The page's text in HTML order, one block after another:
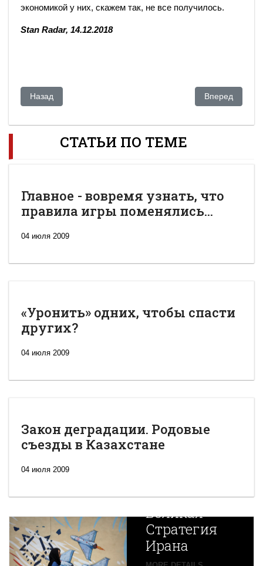
экономикой у них, скажем так, не все получилось.
Stan Radar, 14.12.2018
Предыдущий: Автомобиль Президента стал экспонатом
Назад Следующий:
Вперед
СТАТЬИ ПО ТЕМЕ
Главное - вовремя узнать, что
правила игры поменялись...
04 июля 2009
«Уронить» одних, чтобы спасти
других?
04 июля 2009
Закон деградации. Родовые
съезды в Казахстане
04 июля 2009
Новая
Великая
Стратегия
Ирана